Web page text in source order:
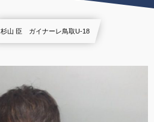
杉山 臣 ガイナーレ鳥取U-18